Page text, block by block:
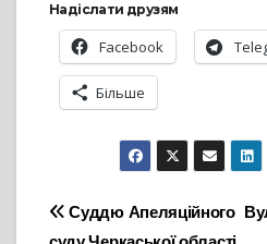
Надіслати друзям
Facebook
Більше
Навігація
Cуддю Апеляційного